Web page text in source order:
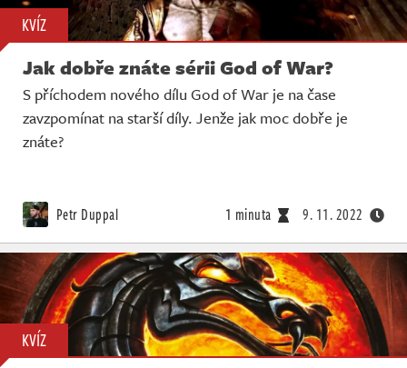
KVÍZ
Jak dobře znáte sérii God of War?
S příchodem nového dílu God of War je na čase
zavzpomínat na starší díly. Jenže jak moc dobře je
znáte?
Petr Duppal 1 minuta 9. 11. 2022
KVÍZ